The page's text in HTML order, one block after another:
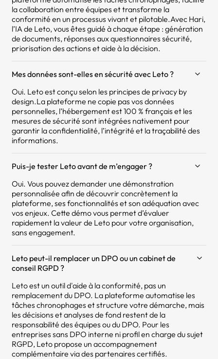
la collaboration entre équipes et transforme la
conformité en un processus vivant et pilotable.Avec Hari,
l’IA de Leto, vous êtes guidé à chaque étape : génération
de documents, réponses aux questionnaires sécurité,
priorisation des actions et aide à la décision.
Mes données sont-elles en sécurité avec Leto ?
Oui. Leto est conçu selon les principes de privacy by
design.La plateforme ne copie pas vos données
personnelles, l’hébergement est 100 % français et les
mesures de sécurité sont intégrées nativement pour
garantir la confidentialité, l’intégrité et la traçabilité des
informations.
Puis-je tester Leto avant de m’engager ?
Oui. Vous pouvez demander une démonstration
personnalisée afin de découvrir concrètement la
plateforme, ses fonctionnalités et son adéquation avec
vos enjeux. Cette démo vous permet d’évaluer
rapidement la valeur de Leto pour votre organisation,
sans engagement.
Leto peut-il remplacer un DPO ou un cabinet de
conseil RGPD ?
Leto est un outil d'aide à la conformité, pas un
remplacement du DPO. La plateforme automatise les
tâches chronophages et structure votre démarche, mais
les décisions et analyses de fond restent de la
responsabilité des équipes ou du DPO. Pour les
entreprises sans DPO interne ni profil en charge du sujet
RGPD, Leto propose un accompagnement
complémentaire via des partenaires certifiés.